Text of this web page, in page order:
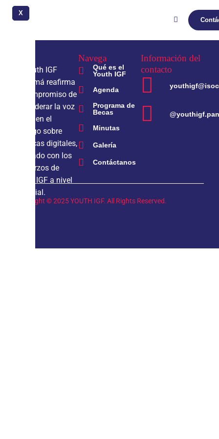
X
El Youth IGF
Panamá reafirma
el compromiso de
empoderar la voz
joven en el
diálogo sobre
políticas digitales,
alineado con los
esfuerzos de
Youth IGF a nivel
mundial.
Navega
Qué es el
Youth IGF
Agenda
Programa de
Becas
Minutas
Galería
Contáctanos
Información del
contacto
Copyright © 2025 YOUTH IGF. All Rights Reserved.